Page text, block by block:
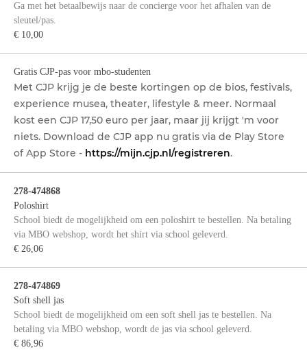
Ga met het betaalbewijs naar de concierge voor het afhalen van de
sleutel/pas.
€ 10,00
Gratis CJP-pas voor mbo-studenten
Met CJP krijg je de beste kortingen op de bios, festivals,
experience musea, theater, lifestyle & meer. Normaal
kost een CJP 17,50 euro per jaar, maar jij krijgt 'm voor
niets. Download de CJP app nu gratis via de Play Store
of App Store - https://mijn.cjp.nl/registreren.
278-474868
Poloshirt
School biedt de mogelijkheid om een poloshirt te bestellen. Na betaling
via MBO webshop, wordt het shirt via school geleverd.
€ 26,06
278-474869
Soft shell jas
School biedt de mogelijkheid om een soft shell jas te bestellen. Na
betaling via MBO webshop, wordt de jas via school geleverd.
€ 86,96